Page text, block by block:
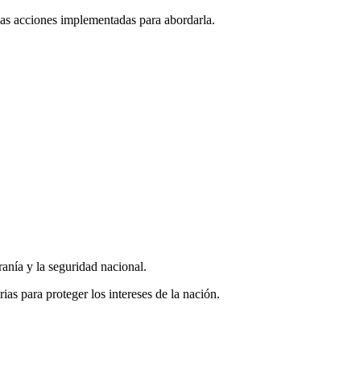
acciones implementadas para abordarla.
y la seguridad nacional.
para proteger los intereses de la nación.